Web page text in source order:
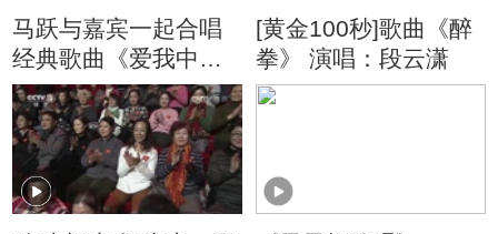
马跃与嘉宾一起合唱
经典歌曲《爱我中
华》
[黄金100秒]歌曲《醉
拳》 演唱：段云潇